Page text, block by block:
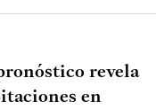
revela
en